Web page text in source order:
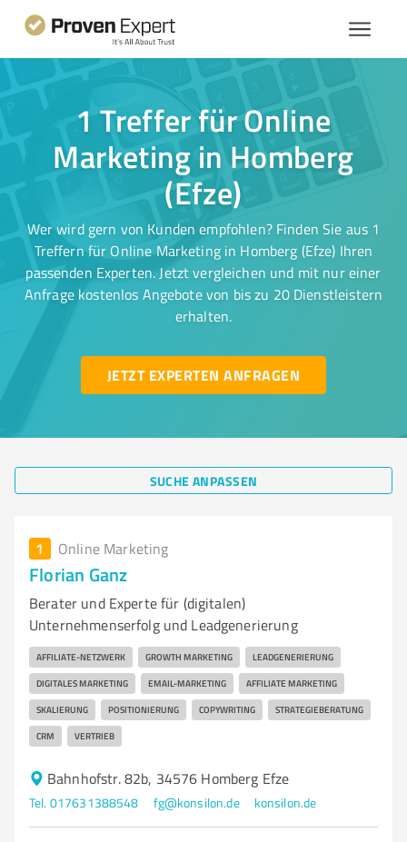
1 Treffer für Online
Marketing in Homberg
(Efze)
Wer wird gern von Kunden empfohlen? Finden Sie aus 1
Treffern für Online Marketing in Homberg (Efze) Ihren
passenden Experten. Jetzt vergleichen und mit nur einer
Anfrage kostenlos Angebote von bis zu 20 Dienstleistern
erhalten.
JETZT EXPERTEN ANFRAGEN
SUCHE ANPASSEN
1 Online Marketing
Florian Ganz
Berater und Experte für (digitalen)
Unternehmenserfolg und Leadgenerierung
AFFILIATE-NETZWERK GROWTH MARKETING LEADGENERIERUNG
DIGITALES MARKETING EMAIL-MARKETING AFFILIATE MARKETING
SKALIERUNG POSITIONIERUNG COPYWRITING STRATEGIEBERATUNG
CRM VERTRIEB
Bahnhofstr. 82b, 34576 Homberg Efze
Tel. 017631388548 fg@konsilon.de konsilon.de